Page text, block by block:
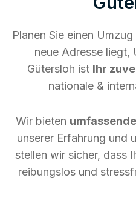
Planen Sie einen
neue Adresse liegt,
Gütersloh ist Ihr
nationale &
Wir bieten
unserer Erfahrung und
stellen wir sicher, dass
reibungslos und